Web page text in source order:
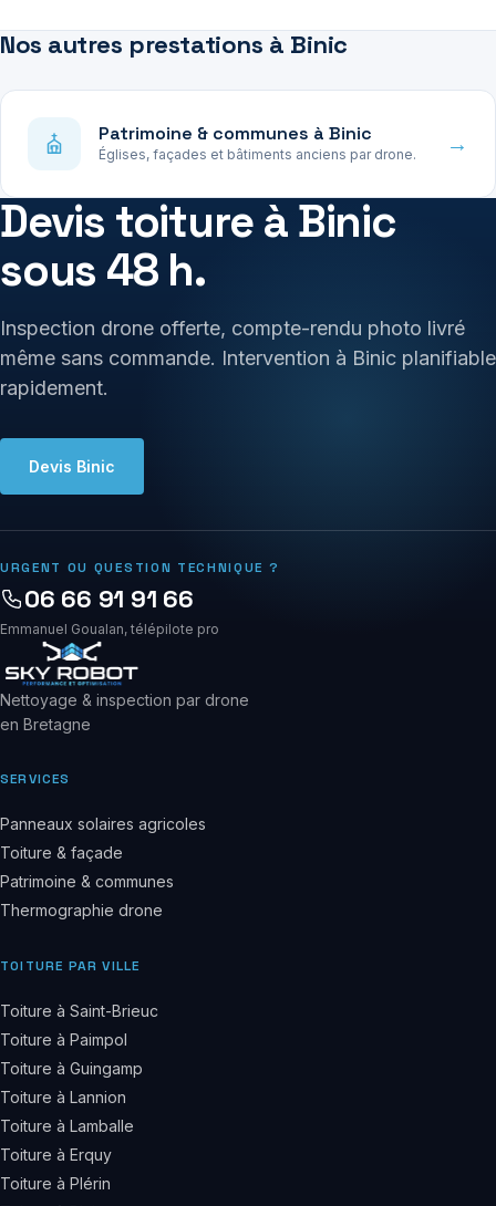
Nos autres prestations à Binic
Patrimoine & communes à Binic
Églises, façades et bâtiments anciens par drone. →
Devis toiture à Binic
sous 48 h.
Inspection drone offerte, compte-rendu photo livré
même sans commande. Intervention à Binic planifiable
rapidement.
Devis Binic
URGENT OU QUESTION TECHNIQUE ?
06 66 91 91 66
Emmanuel Goualan, télépilote pro
Nettoyage & inspection par drone
en Bretagne
SERVICES
Panneaux solaires agricoles
Toiture & façade
Patrimoine & communes
Thermographie drone
TOITURE PAR VILLE
Toiture à Saint-Brieuc
Toiture à Paimpol
Toiture à Guingamp
Toiture à Lannion
Toiture à Lamballe
Toiture à Erquy
Toiture à Plérin